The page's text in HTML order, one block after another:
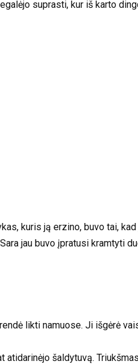
suprasti, kur iš karto
kuris ją erzino, buvo tai,
jau buvo įpratusi kramtyti
likti namuose. Ji išgėrė
šaldytuvą.